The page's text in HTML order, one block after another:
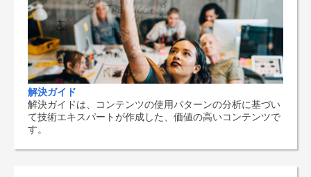
解決ガイド
解決ガイドは、コンテンツの使用パターンの分析に基づい
て技術エキスパートが作成した、価値の高いコンテンツで
す。